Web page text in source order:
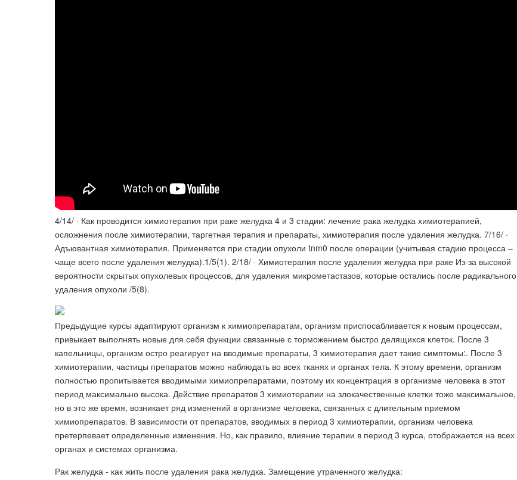
4/14/ · Как проводится химиотерапия при раке желудка 4 и 3 стадии: лечение рака желудка химиотерапией,
осложнения после химиотерапии, таргетная терапия и препараты, химиотерапия после удаления желудка. 7/16/ ·
Адъювантная химиотерапия. Применяется при стадии опухоли tnm0 после операции (учитывая стадию процесса –
чаще всего после удаления желудка).1/5(1). 2/18/ · Химиотерапия после удаления желудка при раке Из-за высокой
вероятности скрытых опухолевых процессов, для удаления микрометастазов, которые остались после радикального
удаления опухоли /5(8).
Предыдущие курсы адаптируют организм к химиопрепаратам, организм приспосабливается к новым процессам,
привыкает выполнять новые для себя функции связанные с торможением быстро делящихся клеток. После 3
капельницы, организм остро реагирует на вводимые препараты, 3 химиотерапия дает такие симптомы:. После 3
химиотерапии, частицы препаратов можно наблюдать во всех тканях и органах тела. К этому времени, организм
полностью пропитывается вводимыми химиопрепаратами, поэтому их концентрация в организме человека в этот
период максимально высока. Действие препаратов 3 химиотерапии на злокачественные клетки тоже максимальное,
но в это же время, возникает ряд изменений в организме человека, связанных с длительным приемом
химиопрепаратов. В зависимости от препаратов, вводимых в период 3 химиотерапии, организм человека
претерпевает определенные изменения. Но, как правило, влияние терапии в период 3 курса, отображается на всех
органах и системах организма.
Рак желудка - как жить после удаления рака желудка. Замещение утраченного желудка: